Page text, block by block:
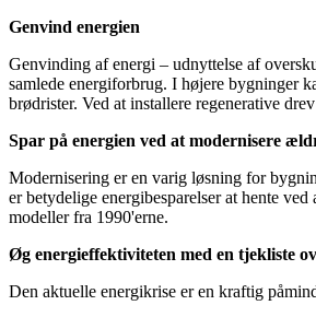
Genvind energien
Genvinding af energi – udnyttelse af
samlede energiforbrug. I højere bygninger
brødrister. Ved at installere regenerative
Spar på energien ved at modernisere
Modernisering er en varig løsning for
er betydelige energibesparelser at hente
modeller fra 1990'erne.
Øg energieffektiviteten med en tjekliste
Den aktuelle energikrise er en kraftig